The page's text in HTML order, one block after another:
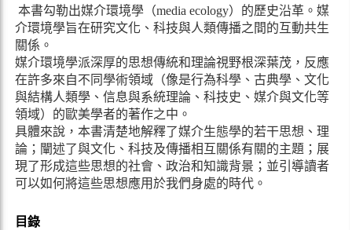
本書勾勒出媒介環境學（media ecology）的歷史沿革。媒
介環境學旨在研究文化、科技與人類傳播之間的互動共生
關係。
媒介環境學派深厚的思想傳統和理論視野根深葉茂，反應
在許多來自不同學術領域（像是行為科學、古典學、文化
與結構人類學、信息與系統理論、科技史、媒介與文化等
領域）的歐美學者的著作之中。
具體來說，本書清楚地解釋了媒介生態學的若干思想、理
論；闡述了與文化、科技及傳播相互關係有關的主題；展
現了形成這些思想的社會、政治和知識背景；並引導讀者
可以如何將這些思想應用於我們身處的時代。
目錄